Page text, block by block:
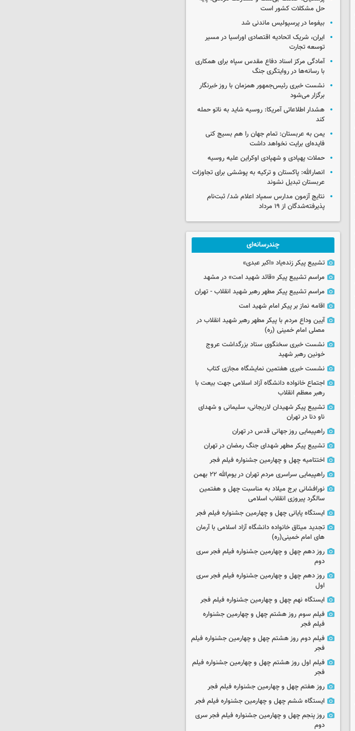
حل مشکلات کشور است
بیفوما در پرسپولیس ماندنی شد
ایران، شریک اتحادیه اقتصادی اوراسیا در مسیر
توسعه تجارت
آمادگی مرکز اسناد دفاع مقدس سپاه برای همکاری
با رسانه‌ها در روایتگری جنگ
نشست خبری رئیس‌جمهور همزمان با روز خبرنگار
برگزار می‌شود
هشدار اطلاعاتی آمریکا: روسیه شاید به ناتو حمله
کند
یمن به عربستان: تمام جهان را هم بسیج کنی
فایده‌ای برایت نخواهد داشت
حملات پهپادی و شهپادی اوکراین علیه روسیه
انصارالله: پاکستان و ترکیه به پوششی برای تجاوزات
عربستان تبدیل نشوند
نتایج آزمون مدارس سمپاد اعلام شد/ ثبت‌نام
پذیرفته‌شدگان از ۱۹ مرداد
چندرسانه‌ای
تشییع پیکر زنده‌یاد «اکبر عبدی»
مراسم تشییع پیکر «قائد شهید امت» در مشهد
مراسم تشییع پیکر مطهر رهبر شهید انقلاب - تهران
اقامه نماز بر پیکر امام شهید امت
آیین وداع مردم با پیکر مطهر رهبر شهید انقلاب در
مصلی امام خمینی (ره)
نشست خبری سخنگوی ستاد بزرگداشت عروج
خونین رهبر شهید
نشست خبری هفتمین نمایشگاه مجازی کتاب
اجتماع خانواده دانشگاه آزاد اسلامی جهت بیعت با
رهبر معظم انقلاب
تشییع پیکر شهیدان لاریجانی، سلیمانی و شهدای
ناو دنا در تهران
راهپیمایی روز جهانی قدس در تهران
تشییع پیکر مطهر شهدای جنگ رمضان در تهران
اختتامیه چهل و چهارمین جشنواره فیلم فجر
راهپیمایی سراسری مردم تهران در یوم‌الله ۲۲ بهمن
نورافشانی برج میلاد به مناسبت چهل‌ و هفتمین
سالگرد پیروزی انقلاب اسلامی
ایستگاه پایانی چهل و چهارمین جشنواره فیلم فجر
تجدید میثاق خانواده دانشگاه آزاد اسلامی با آرمان
های امام خمینی(ره)
روز دهم چهل و چهارمین جشنواره فیلم فجر سری
دوم
روز دهم چهل و چهارمین جشنواره فیلم فجر سری
اول
ایستگاه نهم چهل و چهارمین جشنواره فیلم فجر
فیلم سوم روز هشتم چهل و چهارمین جشنواره
فیلم فجر
فیلم دوم روز هشتم چهل و چهارمین جشنواره فیلم
فجر
فیلم اول روز هشتم چهل و چهارمین جشنواره فیلم
فجر
روز هفتم چهل و چهارمین جشنواره فیلم فجر
ایستگاه ششم چهل و چهارمین جشنواره فیلم فجر
روز پنجم چهل و چهارمین جشنواره فیلم فجر سری
دوم